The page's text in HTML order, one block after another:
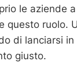
le aziende
questo ruolo.
di lanciarsi
giusto.